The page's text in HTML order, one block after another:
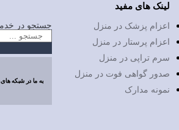
لینک های مفید
اعزام پزشک در منزل
اعزام پرستار در منزل
سرم تراپی در منزل
صدور گواهی فوت در منزل
نمونه مدارک
جستجو در
به ما در شبکه های